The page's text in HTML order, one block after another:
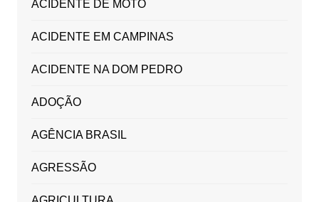
ACIDENTE DE MOTO
ACIDENTE EM CAMPINAS
ACIDENTE NA DOM PEDRO
ADOÇÃO
AGÊNCIA BRASIL
AGRESSÃO